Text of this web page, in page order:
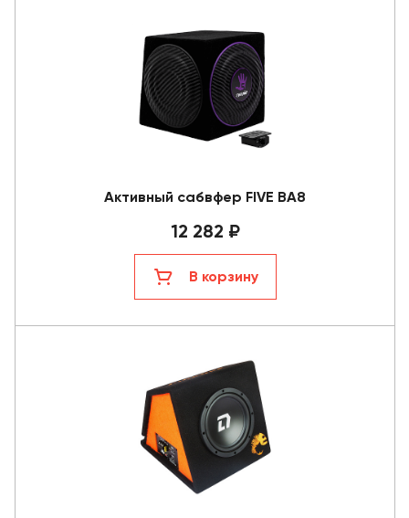
Активный сабвфер FIVE BA8
12 282 ₽
В корзину